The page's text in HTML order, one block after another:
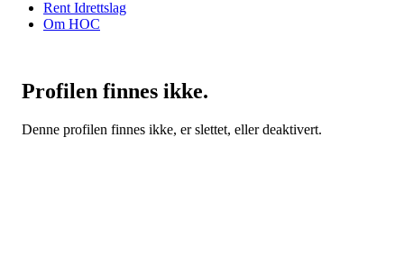
Rent Idrettslag
Om HOC
Profilen finnes ikke.
Denne profilen finnes ikke, er slettet, eller deaktivert.